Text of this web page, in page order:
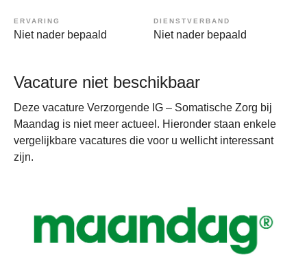
ERVARING
Niet nader bepaald
DIENSTVERBAND
Niet nader bepaald
Vacature niet beschikbaar
Deze vacature Verzorgende IG – Somatische Zorg bij
Maandag is niet meer actueel. Hieronder staan enkele
vergelijkbare vacatures die voor u wellicht interessant
zijn.